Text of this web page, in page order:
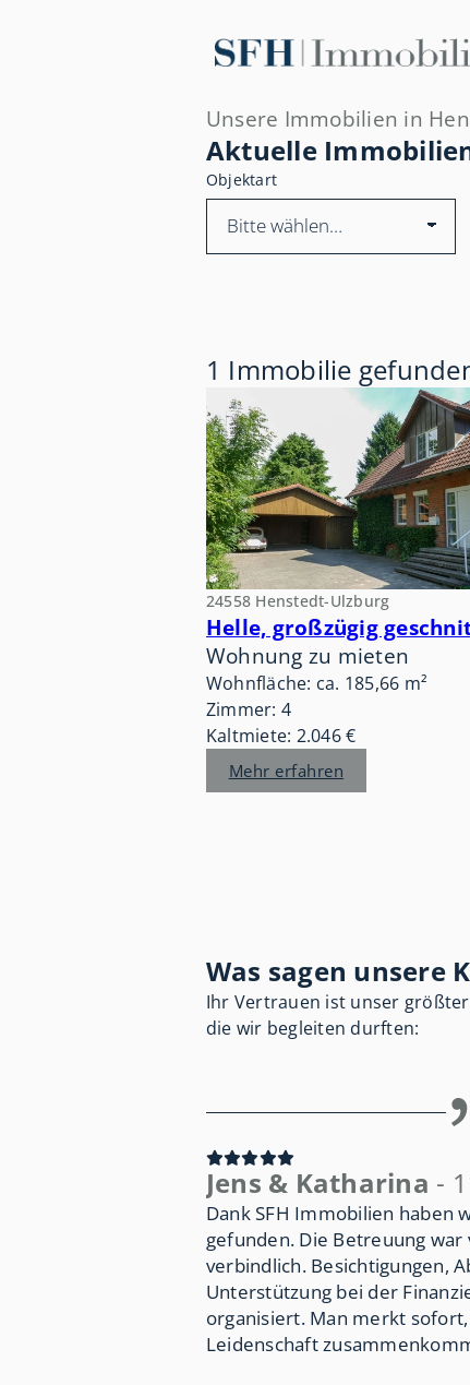
Unsere Immobilien in
Aktuelle
Objektart
1 Immobilie
24558 Henstedt-Ulzburg
Wohnung zu mieten
Wohnfläche: ca. 185,66 m²
Zimmer: 4
Kaltmiete: 2.046 €
Mehr erfahren
Was sagen unsere
Ihr Vertrauen ist unser
die wir begleiten durften:
Jens & Katharina -
Dank SFH Immobilien haben
gefunden. Die Betreuung
verbindlich. Besichtigungen,
Unterstützung bei der
organisiert. Man merkt
Leidenschaft